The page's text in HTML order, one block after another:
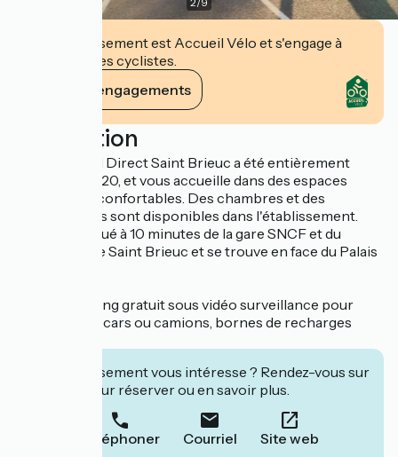
Cet établissement est Accueil Vélo et s'engage à
accueillir des cyclistes.
Voir ses engagements
Description
L'hôtel Kyriad Direct Saint Brieuc a été entièrement
rénové en 2020, et vous accueille dans des espaces
agréables et confortables. Des chambres et des
appartements sont disponibles dans l'établissement.
L'hôtel est situé à 10 minutes de la gare SNCF et du
centre ville de Saint Brieuc et se trouve en face du Palais
Le + : un parking gratuit sous vidéo surveillance pour
voitures, autocars ou camions, bornes de recharges
Cet établissement vous intéresse ? Rendez-vous sur
leur site pour réserver ou en savoir plus.
Téléphoner Courriel Site web